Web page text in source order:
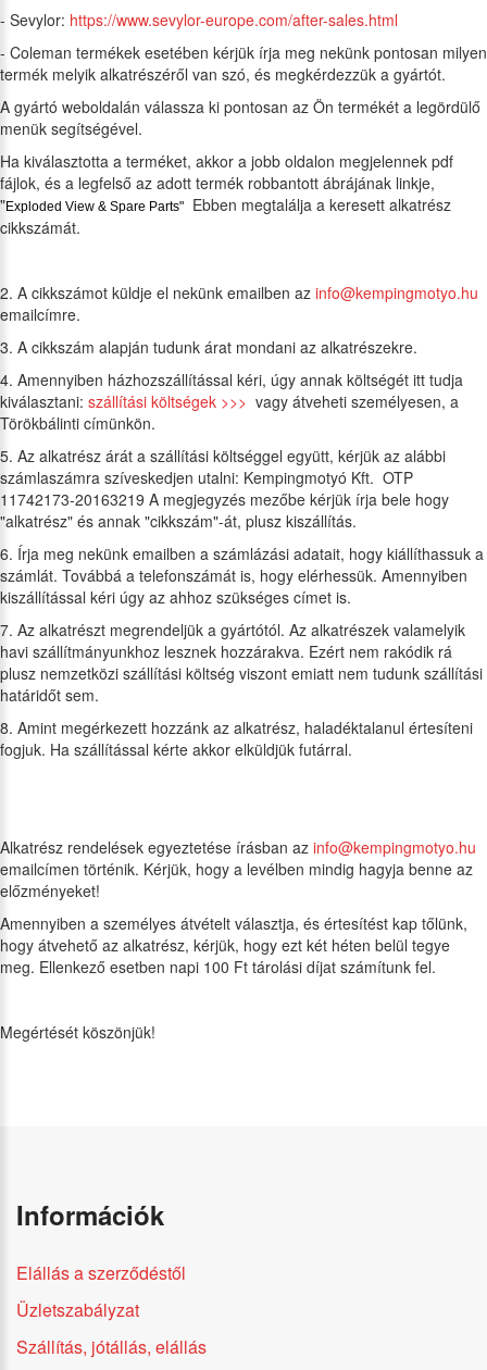
- Sevylor: https://www.sevylor-europe.com/after-sales.html
- Coleman termékek esetében kérjük írja meg nekünk pontosan milyen
termék melyik alkatrészéről van szó, és megkérdezzük a gyártót.
A gyártó weboldalán válassza ki pontosan az Ön termékét a legördülő
menük segítségével.
Ha kiválasztotta a terméket, akkor a jobb oldalon megjelennek pdf
fájlok, és a legfelső az adott termék robbantott ábrájának linkje,
"Exploded View & Spare Parts"
Ebben megtalálja a keresett alkatrész
cikkszámát.
2. A cikkszámot küldje el nekünk emailben az info@kempingmotyo.hu
emailcímre.
3. A cikkszám alapján tudunk árat mondani az alkatrészekre.
4. Amennyiben házhozszállítással kéri, úgy annak költségét itt tudja
kiválasztani: szállítási költségek >>> vagy átveheti személyesen, a
Törökbálinti címünkön.
5. Az alkatrész árát a szállítási költséggel együtt, kérjük az alábbi
számlaszámra szíveskedjen utalni: Kempingmotyó Kft. OTP
11742173-20163219 A megjegyzés mezőbe kérjük írja bele hogy
"alkatrész" és annak "cikkszám"-át, plusz kiszállítás.
6. Írja meg nekünk emailben a számlázási adatait, hogy kiállíthassuk a
számlát. Továbbá a telefonszámát is, hogy elérhessük. Amennyiben
kiszállítással kéri úgy az ahhoz szükséges címet is.
7. Az alkatrészt megrendeljük a gyártótól. Az alkatrészek valamelyik
havi szállítmányunkhoz lesznek hozzárakva. Ezért nem rakódik rá
plusz nemzetközi szállítási költség viszont emiatt nem tudunk szállítási
határidőt sem.
8. Amint megérkezett hozzánk az alkatrész, haladéktalanul értesíteni
fogjuk. Ha szállítással kérte akkor elküldjük futárral.
Alkatrész rendelések egyeztetése írásban az info@kempingmotyo.hu
emailcímen történik. Kérjük, hogy a levélben mindig hagyja benne az
előzményeket!
Amennyiben a személyes átvételt választja, és értesítést kap tőlünk,
hogy átvehető az alkatrész, kérjük, hogy ezt két héten belül tegye
meg. Ellenkező esetben napi 100 Ft tárolási díjat számítunk fel.
Megértését köszönjük!
Információk
Elállás a szerződéstől
Üzletszabályzat
Szállítás, jótállás, elállás